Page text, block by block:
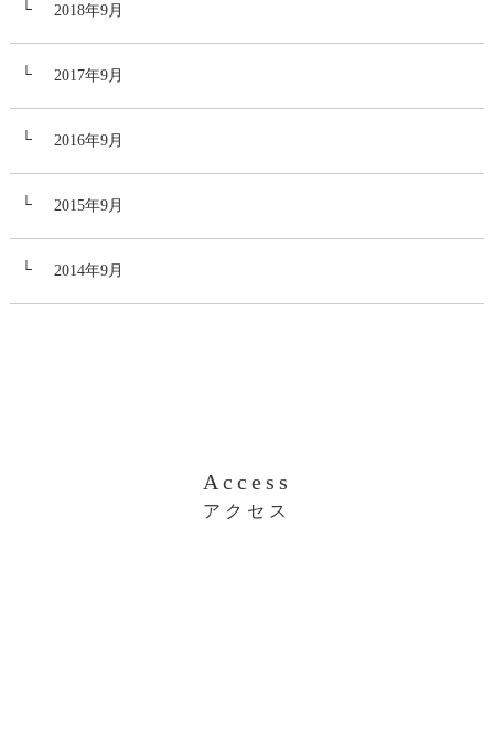
2018年9月
2017年9月
2016年9月
2015年9月
2014年9月
Access
アクセス